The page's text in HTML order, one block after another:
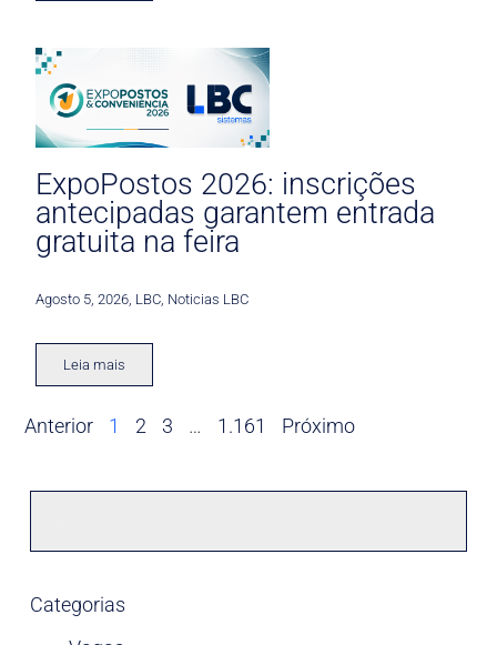
ExpoPostos 2026: inscrições
antecipadas garantem entrada
gratuita na feira
Agosto 5, 2026 LBC Noticias LBC
Leia mais
Anterior 1 2 3 … 1.161 Próximo
Categorias